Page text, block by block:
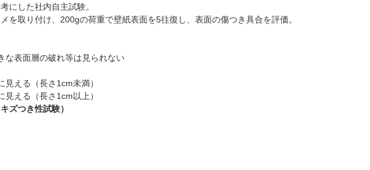
にした社内自主試験。
を取り付け、200gの荷重で壁紙表面を5往復し、表面の傷つき具合を評価。
な表面層の破れ等は見られない
える（長さ1cm未満）
える（長さ1cm以上）
ズつき性試験）